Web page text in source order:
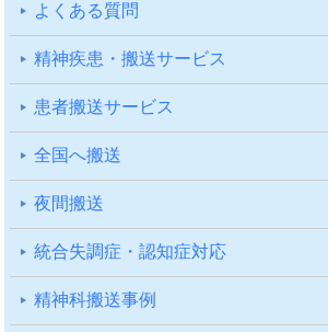
よくある質問
精神疾患・搬送サービス
患者搬送サービス
全国へ搬送
夜間搬送
統合失調症・認知症対応
精神科搬送事例